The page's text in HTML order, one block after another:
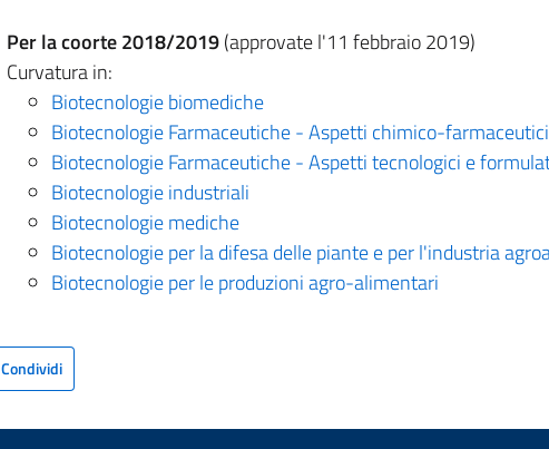
Per la coorte 2018/2019(approvate l'11 febbraio 2019)
Curvatura in:
Biotecnologie biomediche
Biotecnologie Farmaceutiche - Aspetti chimico-farmaceutici
Biotecnologie Farmaceutiche - Aspetti tecnologici e
Biotecnologie industriali
Biotecnologie mediche
Biotecnologie per la difesa delle piante e per l'industria
Biotecnologie per le produzioni agro-alimentari
Condividi